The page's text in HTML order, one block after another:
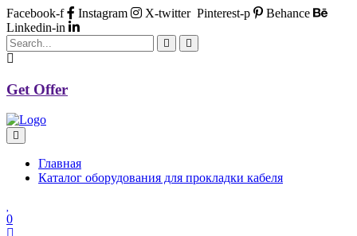
Facebook-f Instagram X-twitter Pinterest-p
Behance
Linkedin-in
Get Offer
Главная
Каталог оборудования для прокладки кабеля
0